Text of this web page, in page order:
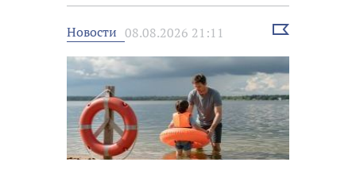
Новости 08.08.2026 21:11
Выбрать